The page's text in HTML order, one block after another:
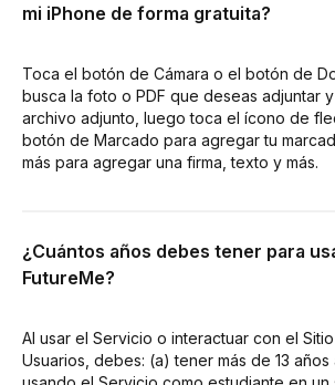
mi iPhone de forma gratuita?
Toca el botón de Cámara o el botón de
busca la foto o PDF que deseas adjuntar
archivo adjunto, luego toca el ícono de
botón de Marcado para agregar tu
más para agregar una firma, texto y más.
¿Cuántos años debes tener para
FutureMe?
Al usar el Servicio o interactuar con el
Usuarios, debes: (a) tener más de 13